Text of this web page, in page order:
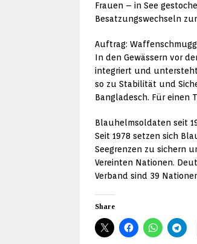
Frauen – in See
Besatzungswechseln
Auftrag:
In den Gewässern vor
integriert und untersteht
so zu Stabilität und
Bangladesch. Für einen
Blauhelmsoldaten seit
Seit 1978 setzen sich
Seegrenzen zu sichern
Vereinten Nationen.
Verband sind 39
Share